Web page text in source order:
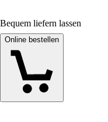
Bequem liefern lassen
Online bestellen